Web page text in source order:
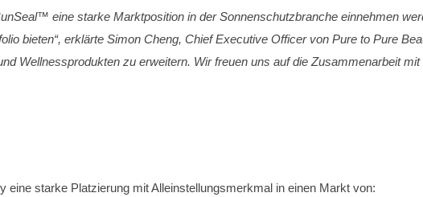
eine starke Marktposition in der Sonnenschutzbranche einnehmen
bieten“, erklärte Simon Cheng, Chief Executive Officer von Pure to Pure
Wellnessprodukten zu erweitern. Wir freuen uns auf die Zusammenarbeit
starke Platzierung mit Alleinstellungsmerkmal in einen Markt von: